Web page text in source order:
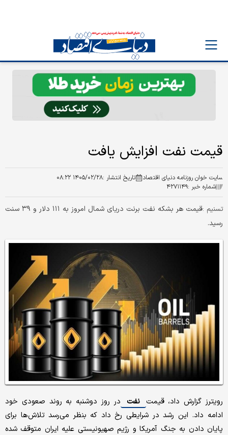
قیمت نفت افزایش یافت
سایت خوان روزنامه دنیای اقتصاد تاریخ انتشار :۱۴۰۵/۰۲/۲۸ ۰۸:۲۲
شماره خبر :۴۲۷۱۱۴۹
تسنیم :
​قیمت هر بشکه نفت برنت دریای شمال امروز به ۱۱۱ دلار و ۳۹ سنت
رسید.
رویترز گزارش داد، قیمت نفت در روز دوشنبه به روند صعودی خود
ادامه داد. این رشد در شرایطی رخ داد که بنظر می‌رسد تلاش‌ها برای
پایان دادن به جنگ آمریکا و رژیم صهیونیستی علیه ایران متوقف شده